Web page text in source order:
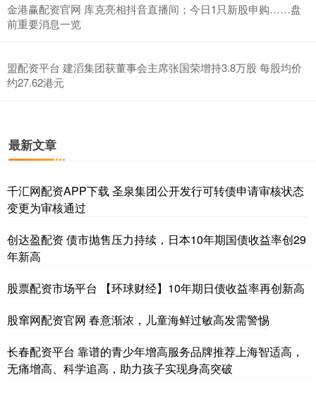
金港赢配资官网 库克亮相抖音直播间；今日1只新股申购……盘
前重要消息一览
盟配资平台 建滔集团获董事会主席张国荣增持3.8万股 每股均价
约27.62港元
最新文章
千汇网配资APP下载 圣泉集团公开发行可转债申请审核状态
变更为审核通过
创达盈配资 债市抛售压力持续，日本10年期国债收益率创29
年新高
股票配资市场平台 【环球财经】10年期日债收益率再创新高
股窜网配资官网 春意渐浓，儿童海鲜过敏高发需警惕
长春配资平台 靠谱的青少年增高服务品牌推荐上海智适高，
无痛增高、科学追高，助力孩子实现身高突破